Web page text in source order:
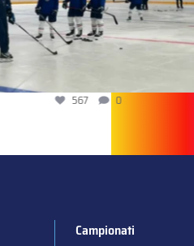
567 0
Campionati